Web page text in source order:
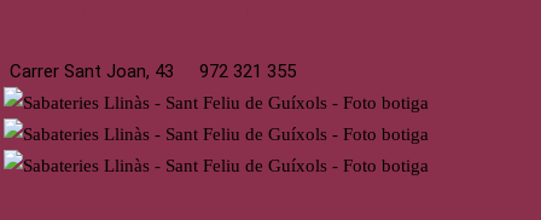
Carrer Sant Joan, 43 972 321 355